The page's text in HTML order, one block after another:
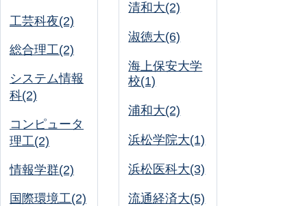
工芸科夜(2)
総合理工(2)
システム情報
科(2)
コンピュータ
理工(2)
情報学群(2)
国際環境工(2)
清和大(2)
淑徳大(6)
海上保安大学
校(1)
浦和大(2)
浜松学院大(1)
浜松医科大(3)
流通経済大(5)